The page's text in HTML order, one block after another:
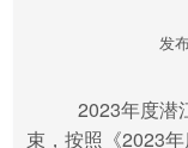
发
2023年度潜
束，按照《2023